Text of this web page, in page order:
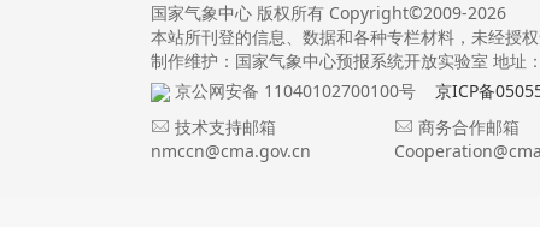
国家气象中心 版权所有 Copyright©2009-2026
本站所刊登的信息、数据和各种专栏材料，未经授
制作维护：国家气象中心预报系统开放实验室 地址
京公网安备 11040102700100号
京ICP备
技术支持邮箱
nmccn@cma.gov.cn
商务合作邮箱